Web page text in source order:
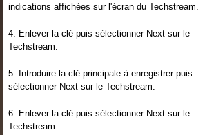
indications affichées sur l'écran du Techstream.
4. Enlever la clé puis sélectionner Next sur le
Techstream.
5. Introduire la clé principale à enregistrer puis
sélectionner Next sur le Techstream.
6. Enlever la clé puis sélectionner Next sur le
Techstream.